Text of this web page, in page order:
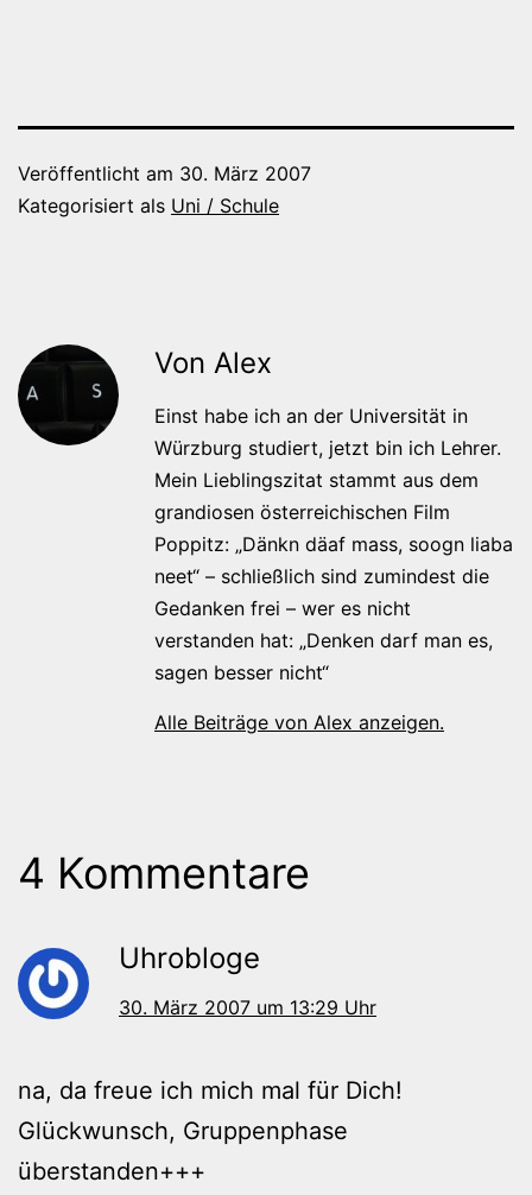
Veröffentlicht am 30. März 2007
Kategorisiert als Uni / Schule
Von Alex
Einst habe ich an der Universität in
Würzburg studiert, jetzt bin ich Lehrer.
Mein Lieblingszitat stammt aus dem
grandiosen österreichischen Film
Poppitz: „Dänkn däaf mass, soogn liaba
neet“ – schließlich sind zumindest die
Gedanken frei – wer es nicht
verstanden hat: „Denken darf man es,
sagen besser nicht“
Alle Beiträge von Alex anzeigen.
4 Kommentare
Uhrobloge
30. März 2007 um 13:29 Uhr
na, da freue ich mich mal für Dich!
Glückwunsch, Gruppenphase
überstanden+++